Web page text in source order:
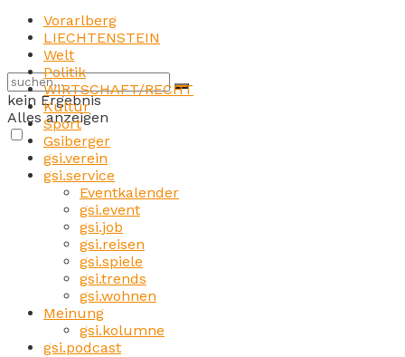
kein Ergebnis
Alles anzeigen
Vorarlberg
LIECHTENSTEIN
Welt
Politik
WIRTSCHAFT/RECHT
Kultur
Sport
Gsiberger
gsi.verein
gsi.service
Eventkalender
gsi.event
gsi.job
gsi.reisen
gsi.spiele
gsi.trends
gsi.wohnen
Meinung
gsi.kolumne
gsi.podcast